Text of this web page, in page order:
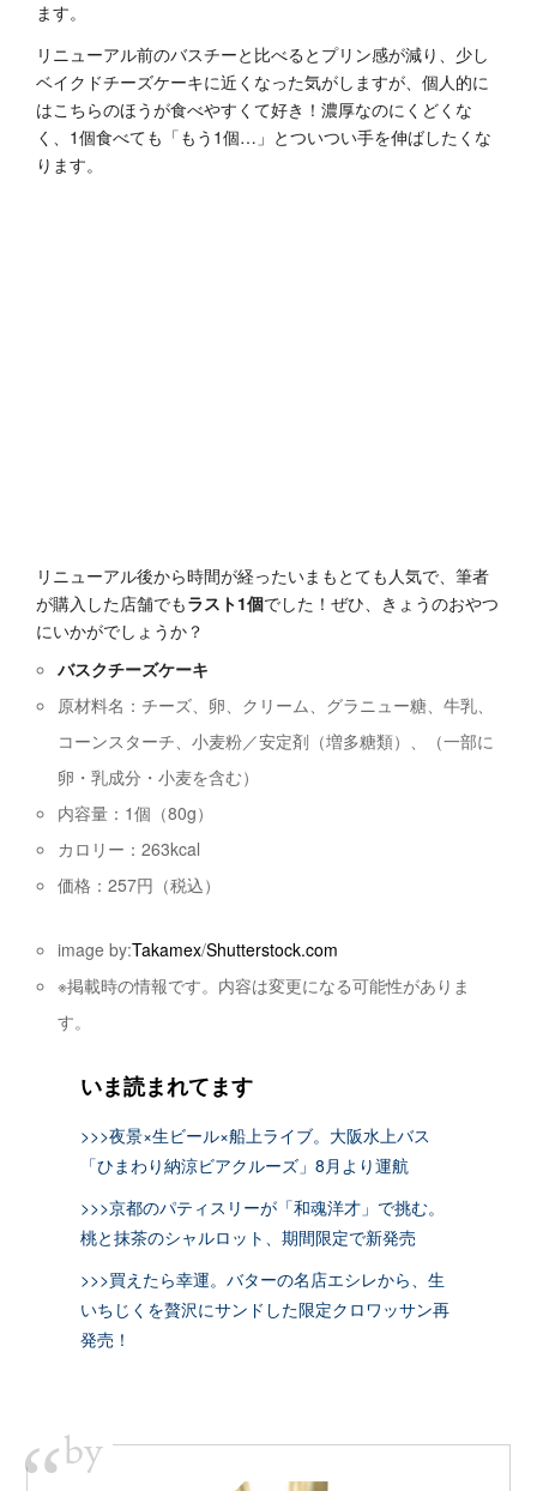
ます。
リニューアル前のバスチーと比べるとプリン感が減り、少し
ベイクドチーズケーキに近くなった気がしますが、個人的に
はこちらのほうが食べやすくて好き！濃厚なのにくどくな
く、1個食べても「もう1個…」とついつい手を伸ばしたくな
ります。
リニューアル後から時間が経ったいまもとても人気で、筆者
が購入した店舗でもラスト1個でした！ぜひ、きょうのおやつ
にいかがでしょうか？
バスクチーズケーキ
原材料名：チーズ、卵、クリーム、グラニュー糖、牛乳、
コーンスターチ、小麦粉／安定剤（増多糖類）、（一部に
卵・乳成分・小麦を含む）
内容量：1個（80g）
カロリー：263kcal
価格：257円（税込）
image by:Takamex/Shutterstock.com
※掲載時の情報です。内容は変更になる可能性がありま
す。
いま読まれてます
>>>夜景×生ビール×船上ライブ。大阪水上バス
「ひまわり納涼ビアクルーズ」8月より運航
>>>京都のパティスリーが「和魂洋才」で挑む。
桃と抹茶のシャルロット、期間限定で新発売
>>>買えたら幸運。バターの名店エシレから、生
いちじくを贅沢にサンドした限定クロワッサン再
発売！
by